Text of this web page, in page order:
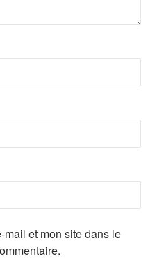
mail et mon site dans le